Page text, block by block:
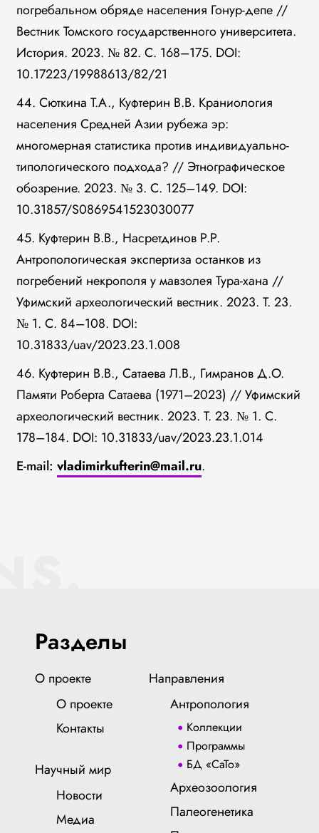
погребальном обряде населения Гонур-депе //
Вестник Томского государственного университета.
История. 2023. № 82. С. 168–175. DOI:
10.17223/19988613/82/21
44. Сюткина Т.А., Куфтерин В.В. Краниология
населения Средней Азии рубежа эр:
многомерная статистика против индивидуально-
типологического подхода? // Этнографическое
обозрение. 2023. № 3. С. 125–149. DOI:
10.31857/S0869541523030077
45. Куфтерин В.В., Насретдинов Р.Р.
Антропологическая экспертиза останков из
погребений некрополя у мавзолея Тура-хана //
Уфимский археологический вестник. 2023. Т. 23.
№ 1. С. 84–108. DOI:
10.31833/uav/2023.23.1.008
46. Куфтерин В.В., Сатаева Л.В., Гимранов Д.О.
Памяти Роберта Сатаева (1971–2023) // Уфимский
археологический вестник. 2023. Т. 23. № 1. С.
178–184. DOI: 10.31833/uav/2023.23.1.014
E-mail: vladimirkufterin@mail.ru.
Разделы
О проекте
О проекте
Контакты
Научный мир
Новости
Медиа
Направления
Антропология
Коллекции
Программы
БД «СаТо»
Археозоология
Палеогенетика